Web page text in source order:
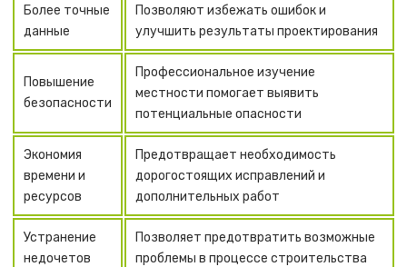
Более точные
данные
Позволяют избежать ошибок и
улучшить результаты проектирования
Повышение
безопасности
Профессиональное изучение
местности помогает выявить
потенциальные опасности
Экономия
времени и
ресурсов
Предотвращает необходимость
дорогостоящих исправлений и
дополнительных работ
Устранение
недочетов
Позволяет предотвратить возможные
проблемы в процессе строительства